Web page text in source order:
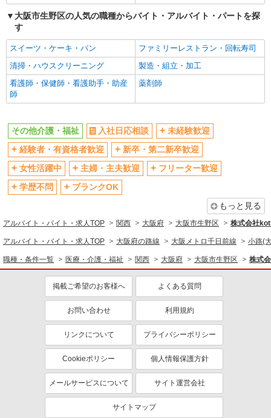
エルダー（50代～）活躍中
シニア（60代～）活躍中
高収入・高額
昇給あり
完全週休2日制
フルタイム歓迎
禁煙・分煙
駅直結・駅チカ
車通勤OK
バイク通勤OK
社会保険あり
産休・育休取得実績あり
退職金・財形貯蓄制度あり
各種手当（家族・役職・インセン
ティブなど）あり
制服貸与
資格取得支援制度あり
同じ職種から求人を探す
医療・介護・福祉
同じ特徴から求人を探す
ミドル（40代～）活躍中
ボーナス・賞与あり
車通勤OK
社会保険あり
産休・育休取得実績あり
大阪市生野区の人気の職種からバイト・アルバイト・パートを探
す
スイーツ・ケーキ・パン
ファミリーレストラン・回転寿司
清掃・ハウスクリーニング
製造・組立・加工
看護師・保健師・看護助手・助産
師
薬剤師
その他介護・福祉 入社日応相談
未経験歓迎
経験者・有資格者歓迎
新卒・第二新卒歓迎
女性活躍中
主婦・主夫歓迎
フリーター歓迎
学歴不問
ブランクOK
もっと見る
アルバイト・バイト・求人TOP 関西 大阪府 大阪市生野区 株式会社
アルバイト・バイト・求人TOP 大阪府の路線 大阪メトロ千日前線 小路(
職種・条件一覧 医療・介護・福祉 関西 大阪府 大阪市生野区 株式
掲載ご希望のお客様へ よくある質問
お問い合わせ 利用規約
リンクについて プライバシーポリシー
Cookieポリシー 個人情報保護方針
メールサービスについて サイト運営会社
サイトマップ